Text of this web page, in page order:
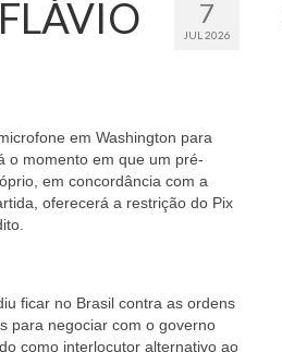
7
JUL 2026
em Washington para
o momento em que um pré-
em concordância com a
oferecerá a restrição do Pix
ficar no Brasil contra as ordens
para negociar com o governo
como interlocutor alternativo ao